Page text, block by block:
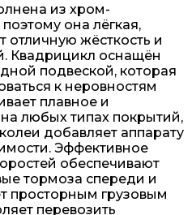
из хром-
она лёгкая,
отличную жёсткость и
Квадрицикл оснащён
подвеской, которая
к неровностям
плавное и
любых типах покрытий,
добавляет аппарату
Эффективное
обеспечивают
тормоза спереди и
просторным грузовым
перевозить